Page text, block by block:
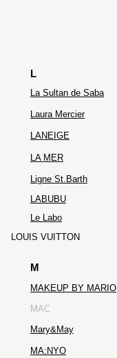
Ligne St.Barth
LABUBU
Le Labo
MA:NYO
Mary&May
Laura Mercier
La Sultan de Saba
LANEIGE
L
M
MAKEUP BY MARIO
LA MER
MAC
LOUIS VUITTON